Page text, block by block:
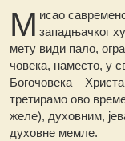
М исао
западњачког
мету види пало,
човека, наместо, у
Богочовека –
третирамо ово
желе), духовним,
духовне мемле.